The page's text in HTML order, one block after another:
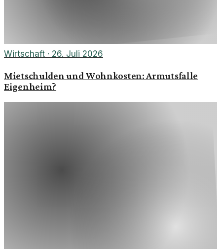
Wirtschaft · 26. Juli 2026
Mietschulden und Wohnkosten: Armutsfalle
Eigenheim?